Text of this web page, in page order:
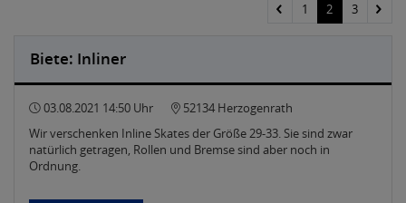
1 2 3
Biete: Inliner
03.08.2021 14:50 Uhr
52134 Herzogenrath
Wir verschenken Inline Skates der Größe 29-33. Sie sind zwar
natürlich getragen, Rollen und Bremse sind aber noch in
Ordnung.